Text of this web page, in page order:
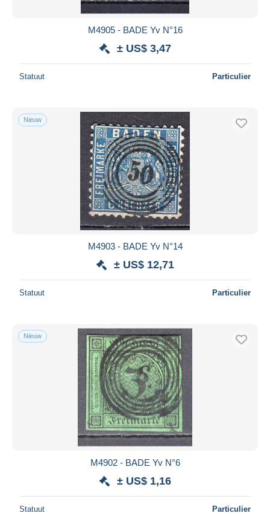
M4905 - BADE Yv N°16
± US$ 3,47
Statuut Particulier
Nieuw
M4903 - BADE Yv N°14
± US$ 12,71
Statuut Particulier
Nieuw
M4902 - BADE Yv N°6
± US$ 1,16
Statuut Particulier